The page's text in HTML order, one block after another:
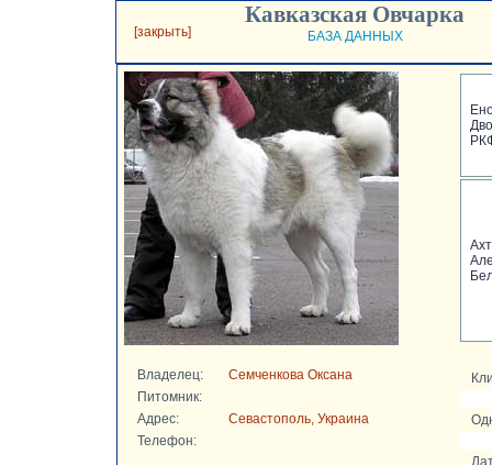
[закрыть]
Кавказская Овчарка
БАЗА ДАННЫХ
Владелец:
Семченкова Оксана
Питомник:
Адрес:
Севастополь, Украина
Телефон: